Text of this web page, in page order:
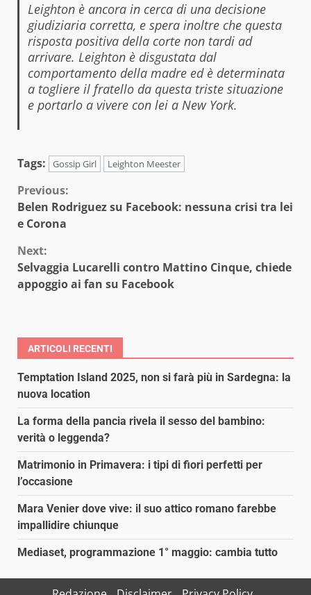
Leighton è ancora in cerca di una decisione
giudiziaria corretta, e spera inoltre che questa
risposta positiva della corte non tardi ad
arrivare. Leighton è disgustata dal
comportamento della madre ed è determinata
a togliere il fratello da questa triste situazione
e portarlo a vivere con lei a New York.
Tags: Gossip Girl Leighton Meester
Continue
Reading
Previous:
Belen Rodriguez su Facebook: nessuna crisi tra lei
e Corona
Next:
Selvaggia Lucarelli contro Mattino Cinque, chiede
appoggio ai fan su Facebook
ARTICOLI RECENTI
Temptation Island 2025, non si farà più in Sardegna: la
nuova location
La forma della pancia rivela il sesso del bambino:
verità o leggenda?
Matrimonio in Primavera: i tipi di fiori perfetti per
l’occasione
Mara Venier dove vive: il suo attico romano farebbe
impallidire chiunque
Mediaset, programmazione 1° maggio: cambia tutto